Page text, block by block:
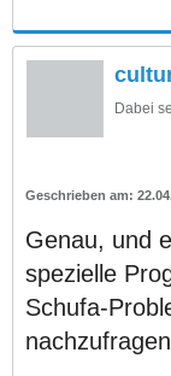
Dabei
Genau, und
spezielle
Schufa-